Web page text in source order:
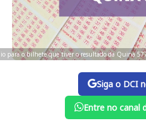
para o bilhete que tiver o resultado da Quina
Siga o DCI
Entre no canal